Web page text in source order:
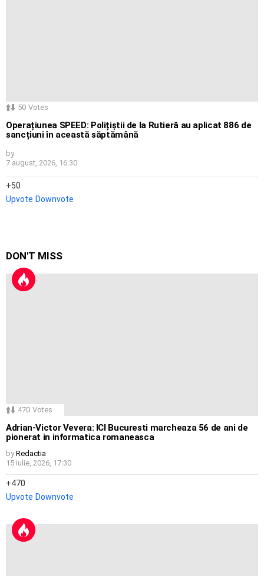
50 Votes
Operațiunea SPEED: Polițiștii de la Rutieră au aplicat 886 de
sancțiuni în această săptămână
by
7 august, 2026, 16:30
50
Upvote Downvote
DON'T MISS
470 Votes
Adrian-Victor Vevera: ICI Bucuresti marcheaza 56 de ani de
pionerat in informatica romaneasca
by Redactia
15 iulie, 2026, 17:30
470
Upvote Downvote